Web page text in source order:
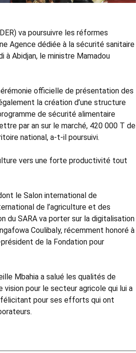
va poursuivre les réformes
Agence dédiée à la sécurité sanitaire
à Abidjan, le ministre Mamadou
officielle de présentation des
la création d’une structure
de sécurité alimentaire
par an sur le marché, 420 000 T de
national, a-t-il poursuivi.
vers une forte productivité tout
le Salon international de
de l’agriculture et des
du SARA va porter sur la digitalisation
Coulibaly, récemment honoré à
de la Fondation pour
Mbahia a salué les qualités de
vision pour le secteur agricole qui lui a
pour ses efforts qui ont